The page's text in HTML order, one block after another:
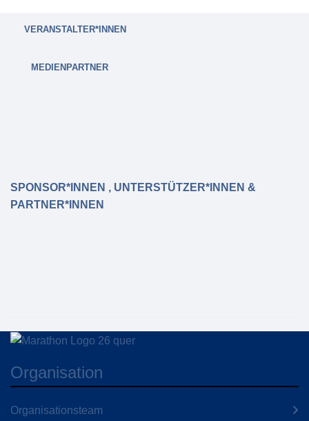
VERANSTALTER*INNEN
MEDIENPARTNER
SPONSOR*INNEN , UNTERSTÜTZER*INNEN &
PARTNER*INNEN
Organisation
Organisationsteam